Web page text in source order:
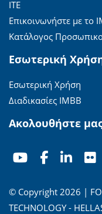
ΙΤΕ
Επικοινωνήστε με το
Κατάλογος
Εσωτερική
Εσωτερική Χρήση
Διαδικασίες ΙΜΒΒ
Ακολουθήστε
© Copyright 2026 |
TECHNOLOGY -